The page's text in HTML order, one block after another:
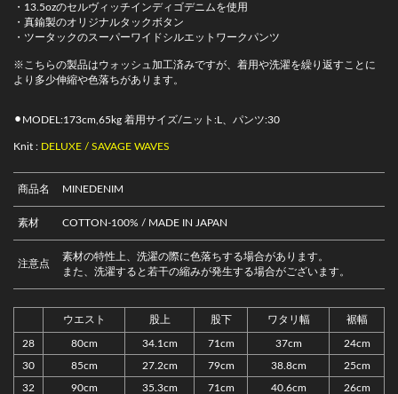
・13.5ozのセルヴィッチインディゴデニムを使用
・真鍮製のオリジナルタックボタン
・ツータックのスーパーワイドシルエットワークパンツ
※こちらの製品はウォッシュ加工済みですが、着用や洗濯を繰り返すことに
より多少伸縮や色落ちがあります。
⚫︎MODEL:173cm,65kg 着用サイズ/ニット:L、パンツ:30
Knit : DELUXE / SAVAGE WAVES
商品名 MINEDENIM
素材 COTTON-100% / MADE IN JAPAN
注意点
素材の特性上、洗濯の際に色落ちする場合があります。
また、洗濯すると若干の縮みが発生する場合がございます。
ウエスト 股上 股下 ワタリ幅 裾幅
28 80cm 34.1cm 71cm 37cm 24cm
30 85cm 27.2cm 79cm 38.8cm 25cm
32 90cm 35.3cm 71cm 40.6cm 26cm